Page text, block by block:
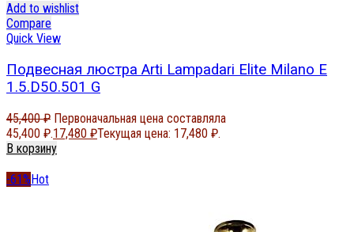
Add to wishlist
Compare
Quick View
Подвесная люстра Arti Lampadari Elite Milano E
1.5.D50.501 G
45,400₽ Первоначальная цена составляла
45,400 ₽.17,480 ₽Текущая цена: 17,480 ₽.
В корзину
-61%Hot